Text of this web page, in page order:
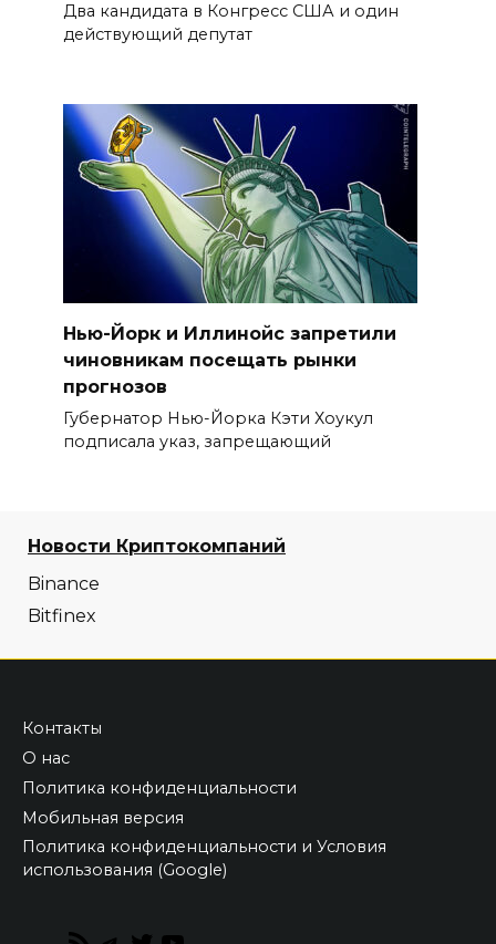
Два кандидата в Конгресс США и один
действующий депутат
Нью-Йорк и Иллинойс запретили
чиновникам посещать рынки
прогнозов
Губернатор Нью-Йорка Кэти Хоукул
подписала указ, запрещающий
Новости Криптокомпаний
Binance
Bitfinex
Контакты
О нас
Политика конфиденциальности
Мобильная версия
Политика конфиденциальности и Условия
использования (Google)
RSS Telegram
Twitter